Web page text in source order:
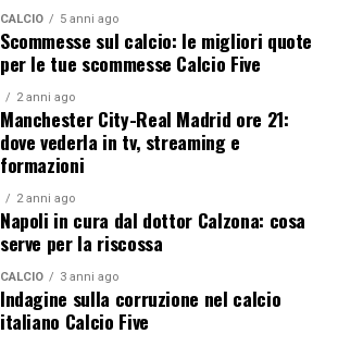
CALCIO 5 anni ago
Scommesse sul calcio: le migliori quote
per le tue scommesse Calcio Five
2 anni ago
Manchester City-Real Madrid ore 21:
dove vederla in tv, streaming e
formazioni
2 anni ago
Napoli in cura dal dottor Calzona: cosa
serve per la riscossa
CALCIO 3 anni ago
Indagine sulla corruzione nel calcio
italiano Calcio Five